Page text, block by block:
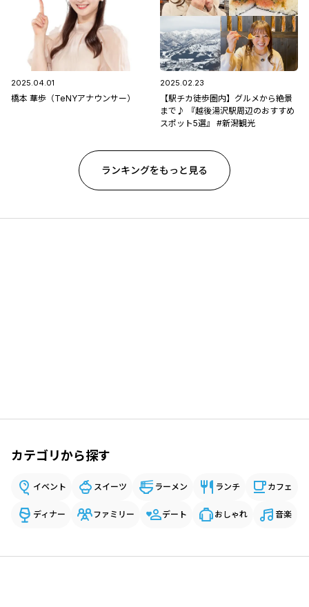
2025.04.01
橋本 華歩（TeNYアナウンサー）
2025.02.23
【駅チカ徒歩圏内】グルメから絶景
まで♪ 『越後湯沢駅周辺のおすすめ
スポット5選』 #新潟観光
ランキングをもっと見る
カテゴリから探す
イベント スイーツ ラーメン ランチ カフェ
ディナー ファミリー デート おしゃれ 音楽